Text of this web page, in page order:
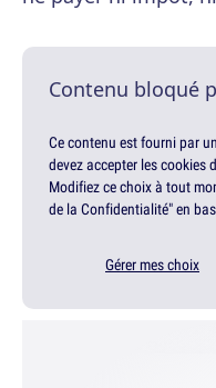
Contenu bloqué
Ce contenu est fourni par
devez accepter les cookies
Modifiez ce choix à tout
de la Confidentialité" en
Gérer mes choix